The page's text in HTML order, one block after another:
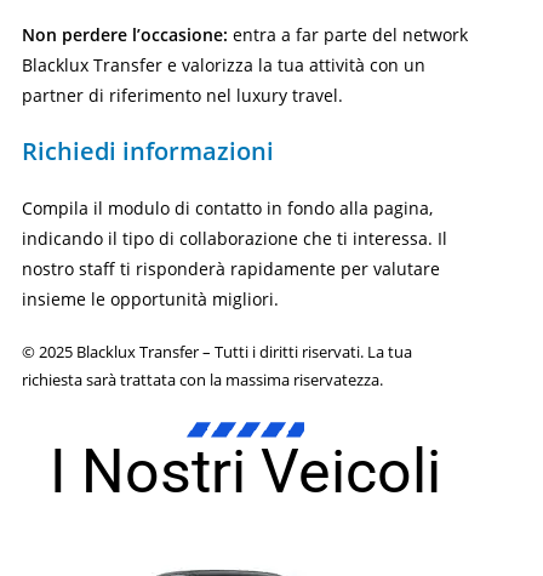
Non perdere l’occasione: entra a far parte del network
Blacklux Transfer e valorizza la tua attività con un
partner di riferimento nel luxury travel.
Richiedi informazioni
Compila il modulo di contatto in fondo alla pagina,
indicando il tipo di collaborazione che ti interessa. Il
nostro staff ti risponderà rapidamente per valutare
insieme le opportunità migliori.
© 2025 Blacklux Transfer – Tutti i diritti riservati. La tua
richiesta sarà trattata con la massima riservatezza.
I Nostri Veicoli